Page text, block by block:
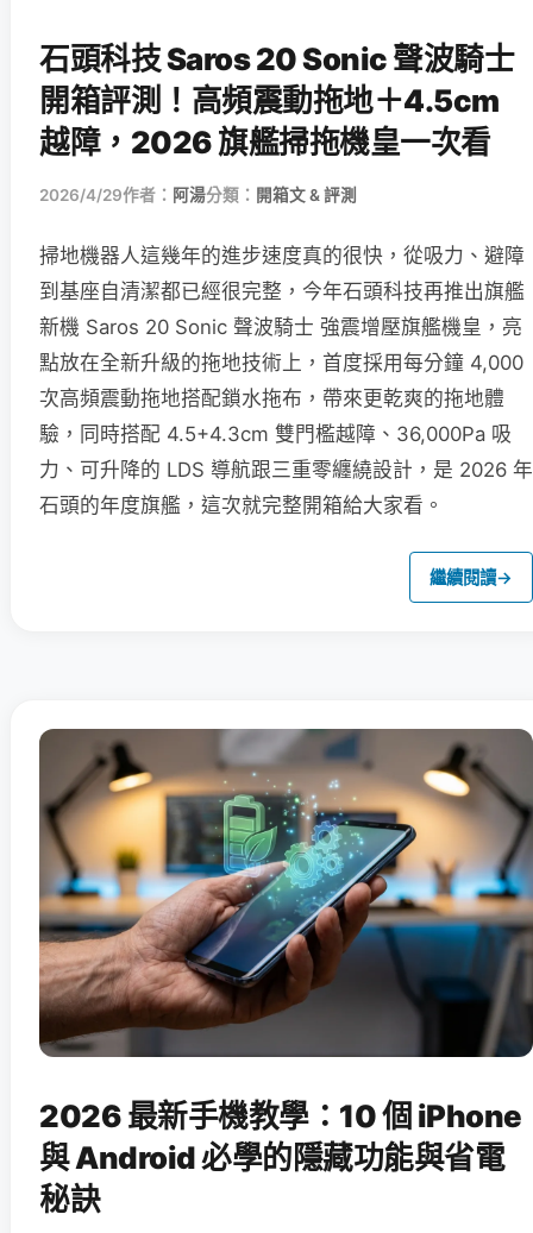
石頭科技 Saros 20 Sonic 聲波騎士
開箱評測！高頻震動拖地＋4.5cm
越障，2026 旗艦掃拖機皇一次看
2026/4/29作者： 阿湯分類： 開箱文 & 評測
掃地機器人這幾年的進步速度真的很快，從吸力、避障
到基座自清潔都已經很完整，今年石頭科技再推出旗艦
新機 Saros 20 Sonic 聲波騎士 強震增壓旗艦機皇，亮
點放在全新升級的拖地技術上，首度採用每分鐘 4,000
次高頻震動拖地搭配鎖水拖布，帶來更乾爽的拖地體
驗，同時搭配 4.5+4.3cm 雙門檻越障、36,000Pa 吸
力、可升降的 LDS 導航跟三重零纏繞設計，是 2026 年
石頭的年度旗艦，這次就完整開箱給大家看。
繼續閱讀→
2026 最新手機教學：10 個 iPhone
與 Android 必學的隱藏功能與省電
秘訣